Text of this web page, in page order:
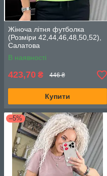
Жіноча літня футболка
(Розміри 42,44,46,48,50,52),
Салатова
В наявності
423,70 ₴ 446 ₴
Купити
–5%